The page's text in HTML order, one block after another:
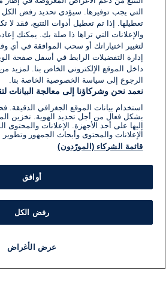
التي يجب توفيرها. سيؤدي تحديد رفض
تعطيلها. إذا تم تعطيل أدوات التتبع، فقد
والإعلانات التي تراها ذا صلة بك. يمكنك
لتغيير اختياراتك أو سحب الموافقة في
إدارة التفضيلات الرابط في أسفل صفحة
داخل الموقع الإلكتروني الخاص بنا. لمزيد
الرجوع إلى سياسة الخصوصية الخاصة بنا.
نعمد نحن وشركاؤنا إلى معالجة البيانات
استخدام بيانات الموقع الجغرافي
بشكل فعال من أجل تحديد الهوية. تخزين
إليها على أحد الأجهزة. الإعلانات
الإعلانات والمحتوى وأبحاث الجمهور
قائمة الشركاء (المورّدون)
أوافق
رفض الكل
عرض الأغراض